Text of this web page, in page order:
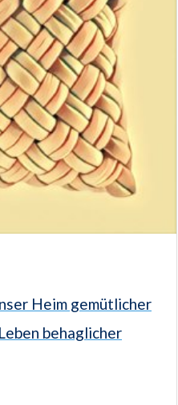
Heim gemütlicher
behaglicher